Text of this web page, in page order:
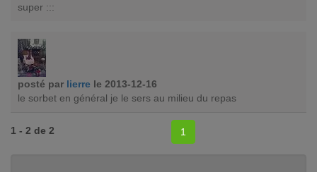
super :::
posté par lierre le 2013-12-16
le sorbet en général je le sers au milieu du repas
1 - 2 de 2 1